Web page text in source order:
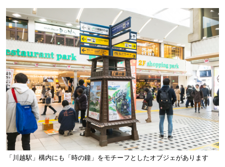
「川越駅」構内にも「時の鐘」をモチーフとしたオブジェがあります